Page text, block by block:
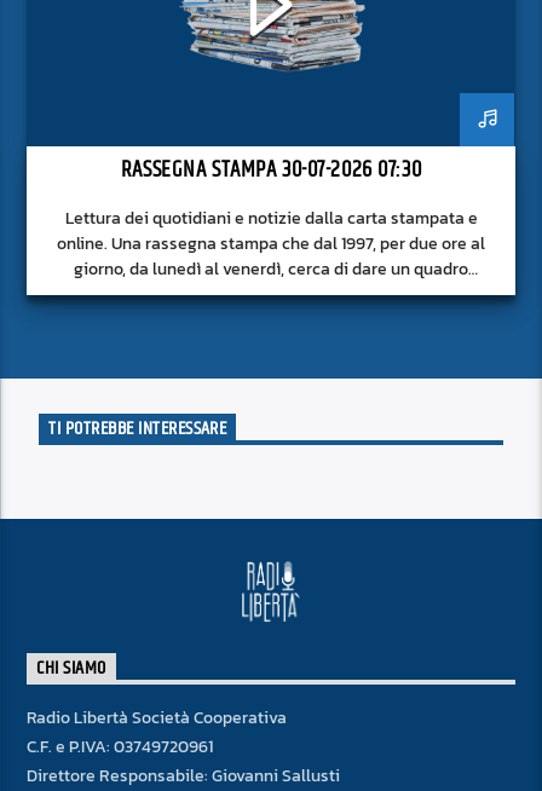
RASSEGNA STAMPA 30-07-2026 07:30
Lettura dei quotidiani e notizie dalla carta stampata e
online. Una rassegna stampa che dal 1997, per due ore al
giorno, da lunedì al venerdì, cerca di dare un quadro
approfondito delle notizie del giorno, senza fermarsi alla
TI POTREBBE INTERESSARE
CHI SIAMO
Radio Libertà Società Cooperativa
C.F. e P.IVA: 03749720961
Direttore Responsabile: Giovanni Sallusti